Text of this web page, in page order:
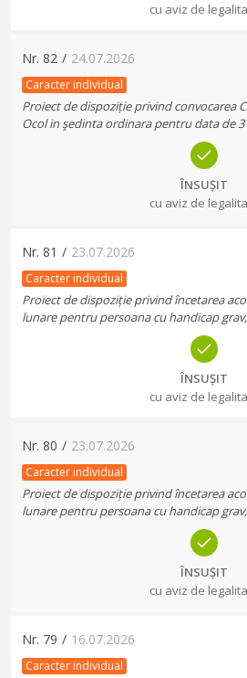
cu aviz de
Nr. 82 / 24.07.2026
Caracter individual
Proiect de dispoziție privind convocarea
Ocol in şedinta ordinara pentru data de
ÎNSUȘIT
cu aviz de
Nr. 81 / 23.07.2026
Caracter individual
Proiect de dispoziție privind încetarea
lunare pentru persoana cu handicap grav,
ÎNSUȘIT
cu aviz de
Nr. 80 / 23.07.2026
Caracter individual
Proiect de dispoziție privind încetarea
lunare pentru persoana cu handicap grav,
ÎNSUȘIT
cu aviz de
Nr. 79 / 16.07.2026
Caracter individual